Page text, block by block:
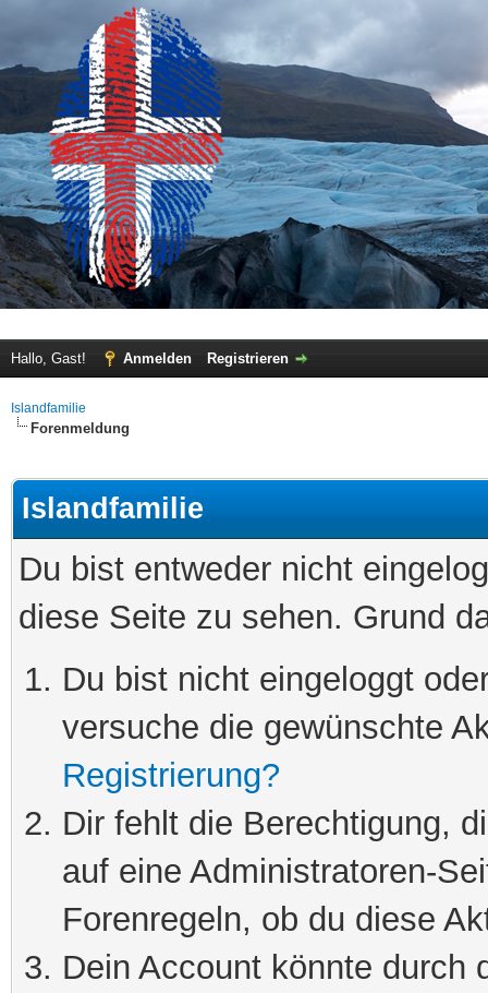
Hallo, Gast! Anmelden Registrieren
Islandfamilie
Forenmeldung
Islandfamilie
Du bist entweder nicht
diese Seite zu sehen. Grund
Du bist nicht eingeloggt
versuche die gewünschte
Registrierung?
Dir fehlt die Berechtigung,
auf eine Administratoren-
Forenregeln, ob du diese
Dein Account könnte durch